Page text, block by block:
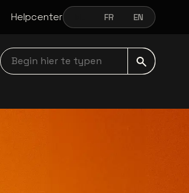
Helpcenter NEDERLANDSFRANÇAIS
FR ENGLISH
EN
Begin hier te typen navbar